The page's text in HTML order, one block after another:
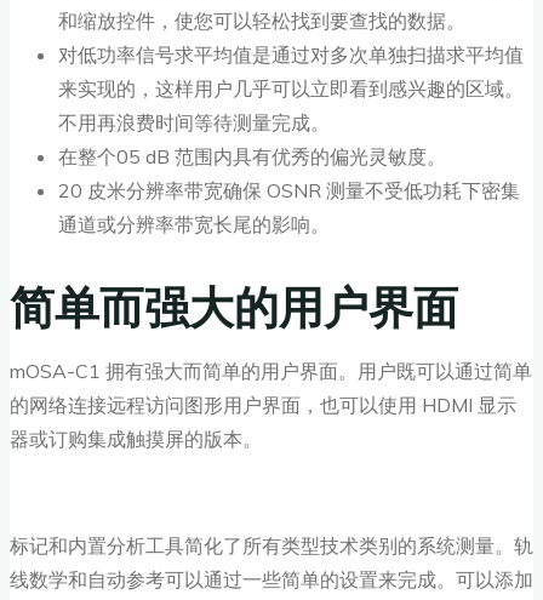
和缩放控件，使您可以轻松找到要查找的数据。
对低功率信号求平均值是通过对多次单独扫描求平均值
来实现的，这样用户几乎可以立即看到感兴趣的区域。
不用再浪费时间等待测量完成。
在整个05 dB 范围内具有优秀的偏光灵敏度。
20 皮米分辨率带宽确保 OSNR 测量不受低功耗下密集
通道或分辨率带宽长尾的影响。
简单而强大的用户界面
mOSA-C1 拥有强大而简单的用户界面。用户既可以通过简单
的网络连接远程访问图形用户界面，也可以使用 HDMI 显示
器或订购集成触摸屏的版本。
标记和内置分析工具简化了所有类型技术类别的系统测量。轨
线数学和自动参考可以通过一些简单的设置来完成。可以添加